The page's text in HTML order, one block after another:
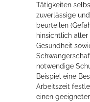
Erleben in Hockenheim
Spaß unter prickelnden
Wellenbecken oder doch
Sprudelliege im
mehr dazu...
Tätigkeiten
zuverlässige
beurteilen
hinsichtlich aller
Gesundheit
notwendige
Beispiel eine
Arbeitszeit
einen